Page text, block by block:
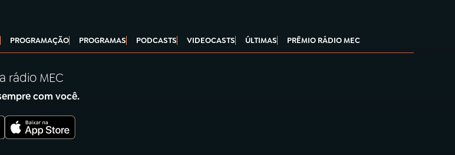
PROGRAMAÇÃO PROGRAMAS PODCASTS VIDEOCASTS ÚLTIMAS PRÊMIO RÁDIO MEC
rádio MEC
com você.